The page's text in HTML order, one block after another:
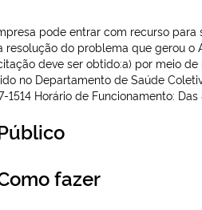
pode entrar com recurso
resolução do problema que gerou o
deve ser obtido:a) por meio
no Departamento de Saúde
1514 Horário de Funcionamento: Das
fazer